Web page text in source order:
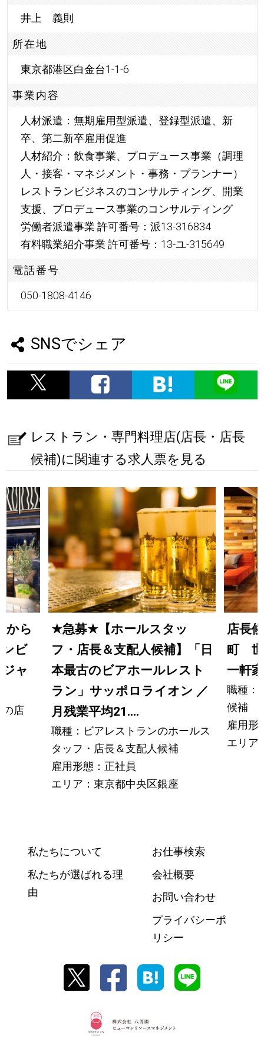
井上 義則
所在地
東京都港区白金台1-1-6
事業内容
人材派遣：無期雇用型派遣、登録型派遣、新
卒、第二新卒雇用促進
人材紹介：飲食事業、プロデュース事業（調理
人・接客・マネジメント・事務・プランナー）
レストランビジネスのコンサルティング、開業
支援、プロデュース事業のコンサルティング
労働者派遣事業 許可番号：派13-316834
有料職業紹介事業 許可番号：13-ユ-315649
電話番号
050-1808-4146
SNSでシェア
レストラン・専門料理店(店長・店長
候補)に関連する求人票を見る
から
ビ
ャ
の店
★急募★【ホールスタッ
フ・店長＆支配人候補】「日
本最古のビアホールレスト
ラン」サッポロライオン ／
月残業平均21....
職種：ビアレストランのホールス
タッフ・店長＆支配人候補
雇用形態：正社員
エリア：東京都中央区銀座
店長
町 世
一軒
職種：
候補
雇用形
エリア
私たちについて
私たちが選ばれる理
由
お仕事検索
会社概要
お問い合わせ
プライバシーポ
リシー